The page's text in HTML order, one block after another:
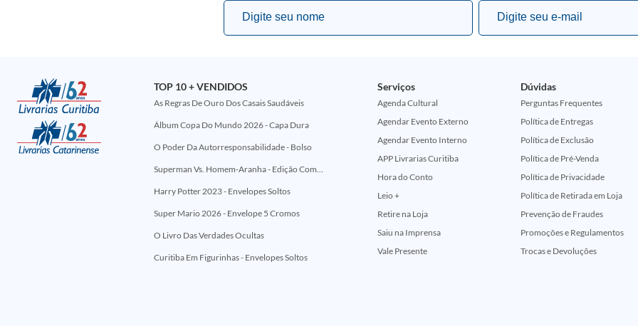
TOP 10 + VENDIDOS
As Regras De Ouro Dos Casais Saudáveis
Álbum Copa Do Mundo 2026 - Capa Dura
O Poder Da Autorresponsabilidade - Bolso
Superman Vs. Homem-Aranha - Edição Comemorativa 50 Anos (Encontros Clássicos Dc E Marvel)
Harry Potter 2023 - Envelopes Soltos
Super Mario 2026 - Envelope 5 Cromos
O Livro Das Verdades Ocultas
Curitiba Em Figurinhas - Envelopes Soltos
Serviços
Agenda Cultural
Agendar Evento Externo
Agendar Evento Interno
APP Livrarias Curitiba
Hora do Conto
Leio +
Retire na Loja
Saiu na Imprensa
Vale Presente
Dúvidas
Perguntas Frequentes
Política de Entregas
Política de Exclusão
Política de Pré-Venda
Política de Privacidade
Política de Retirada em Loja
Prevenção de Fraudes
Promoções e Regulamentos
Trocas e Devoluções